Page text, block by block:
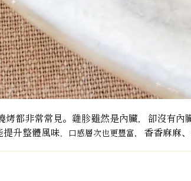
都非常常見。雞胗雖然是內臟，卻沒有
升整體風味，口感層次也更豐富，香香麻麻